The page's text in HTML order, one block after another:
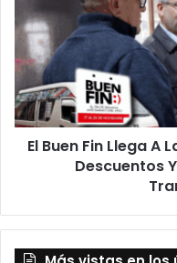
Llega
Las
Combis:
Bedolla
Acuerda
Descuentos
Transportistas
El Buen Fin Llega A
Descuentos